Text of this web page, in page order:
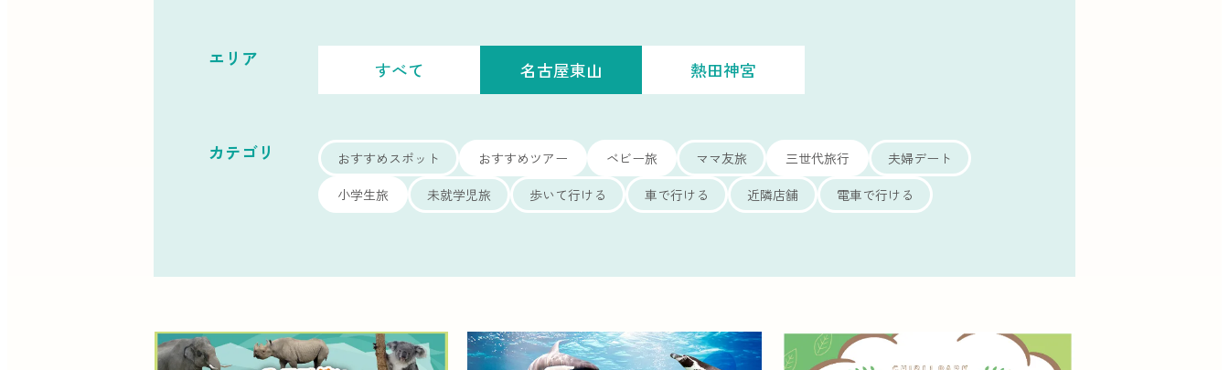
エリア
すべて 名古屋東山 熱田神宮
カテゴリ おすすめスポット おすすめツアー ベビー旅 ママ友旅 三世代旅行
夫婦デート
小学生旅
未就学児旅 歩いて行ける 車で行ける 近隣店舗 電車で行ける